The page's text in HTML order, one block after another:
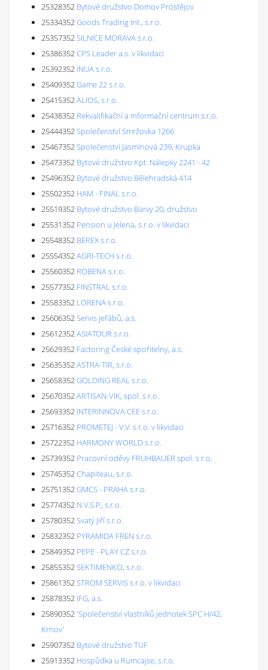
25328352 Bytové družstvo Domov Prostějov
25334352Goods Trading Int., s.r.o.
25357352SILNICE MORAVA s.r.o.
25386352CPS Leader a.s. v likvidaci
25392352 INUA s.r.o.
25409352Game 22 s.r.o.
25415352ALIOS, s.r.o.
25438352 Rekvalifikační a informační centrum s.r.o.
25444352Společenství Smržovka 1266
25467352Společenství Jasmínová 239, Krupka
25473352 Bytové družstvo Kpt. Nálepky 2241 - 42
25496352 Bytové družstvo Bělehradská 414
25502352 HAM - FINAL s.r.o.
25519352 Bytové družstvo Barvy 20, družstvo
25531352 Pension u Jelena, s.r.o. v likvidaci
25548352 BEREX s.r.o.
25554352AGRI-TECH s.r.o.
25560352 ROBENA s.r.o.
25577352 FINSTRAL s.r.o.
25583352 LORENA s.r.o.
25606352Servis jeřábů, a.s.
25612352ASIATOUR s.r.o.
25629352 Factoring České spořitelny, a.s.
25635352ASTRA-TIR, s.r.o.
25658352GOLDING REAL s.r.o.
25670352ARTISAN-VIK, spol. s r.o.
25693352 INTERINNOVA CEE s.r.o.
25716352 PROMETEJ - V.V. s.r.o. v likvidaci
25722352 HARMONY WORLD s.r.o.
25739352 Pracovní oděvy FRÜHBAUER spol. s r.o.
25745352Chapiteau, s.r.o.
25751352GMCS - PRAHA s.r.o.
25774352 N.V.S.P., s.r.o.
25780352Svatý Jiří s.r.o.
25832352 PYRAMIDA FREN s.r.o.
25849352 PEPE - PLAY CZ s.r.o.
25855352SEKTIMENKO, s.r.o.
25861352STROM SERVIS s.r.o. v likvidaci
25878352 IFG, a.s.
25890352'Společenství vlastníků jednotek SPC H/42,
Krnov'
25907352 Bytové družstvo TUF
25913352 Hospůdka u Rumcajse, s.r.o.